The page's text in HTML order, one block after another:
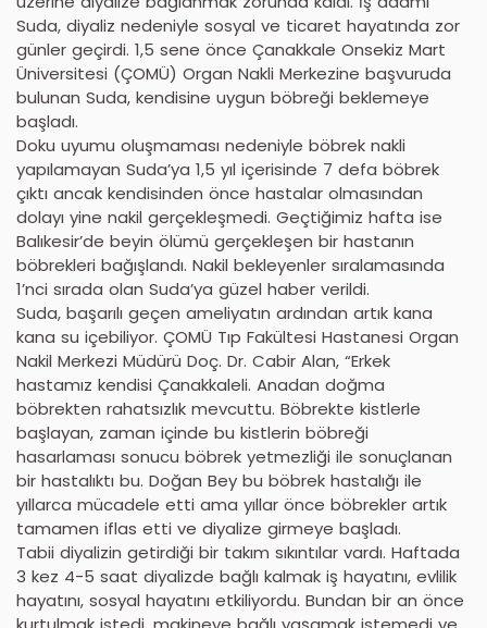
Suda, diyaliz nedeniyle sosyal ve ticaret hayatında zor
günler geçirdi. 1,5 sene önce Çanakkale Onsekiz Mart
Üniversitesi (ÇOMÜ) Organ Nakli Merkezine başvuruda
bulunan Suda, kendisine uygun böbreği beklemeye
başladı.
Doku uyumu oluşmaması nedeniyle böbrek nakli
yapılamayan Suda’ya 1,5 yıl içerisinde 7 defa böbrek
çıktı ancak kendisinden önce hastalar olmasından
dolayı yine nakil gerçekleşmedi. Geçtiğimiz hafta ise
Balıkesir’de beyin ölümü gerçekleşen bir hastanın
böbrekleri bağışlandı. Nakil bekleyenler sıralamasında
1’nci sırada olan Suda’ya güzel haber verildi.
Suda, başarılı geçen ameliyatın ardından artık kana
kana su içebiliyor. ÇOMÜ Tıp Fakültesi Hastanesi Organ
Nakil Merkezi Müdürü Doç. Dr. Cabir Alan, “Erkek
hastamız kendisi Çanakkaleli. Anadan doğma
böbrekten rahatsızlık mevcuttu. Böbrekte kistlerle
başlayan, zaman içinde bu kistlerin böbreği
hasarlaması sonucu böbrek yetmezliği ile sonuçlanan
bir hastalıktı bu. Doğan Bey bu böbrek hastalığı ile
yıllarca mücadele etti ama yıllar önce böbrekler artık
tamamen iflas etti ve diyalize girmeye başladı.
Tabii diyalizin getirdiği bir takım sıkıntılar vardı. Haftada
3 kez 4-5 saat diyalizde bağlı kalmak iş hayatını, evlilik
hayatını, sosyal hayatını etkiliyordu. Bundan bir an önce